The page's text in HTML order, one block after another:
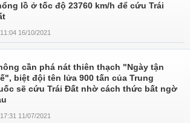
lồ ở tốc độ 23760 km/h để cứu Trái
11:04 16/10/2021
cần phá nát thiên thạch "Ngày tận
biệt đội tên lửa 900 tấn của Trung
sẽ cứu Trái Đất nhờ cách thức bất ngờ
17:31 11/07/2021